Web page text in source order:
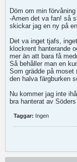
Döm om min
-Amen det va fan! så
skickar jag en ny på
Det va inget tjafs,
klockrent hanterande
mer än att bara få
Så behåller man en
Som grädde på moset
den halva färgburken
Nu kommer jag inte
bra hanterat av
Taggar: Ingen